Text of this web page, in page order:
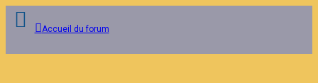
Accueil du forum